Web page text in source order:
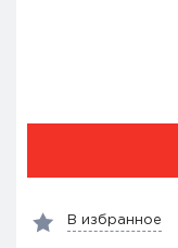
В избранное